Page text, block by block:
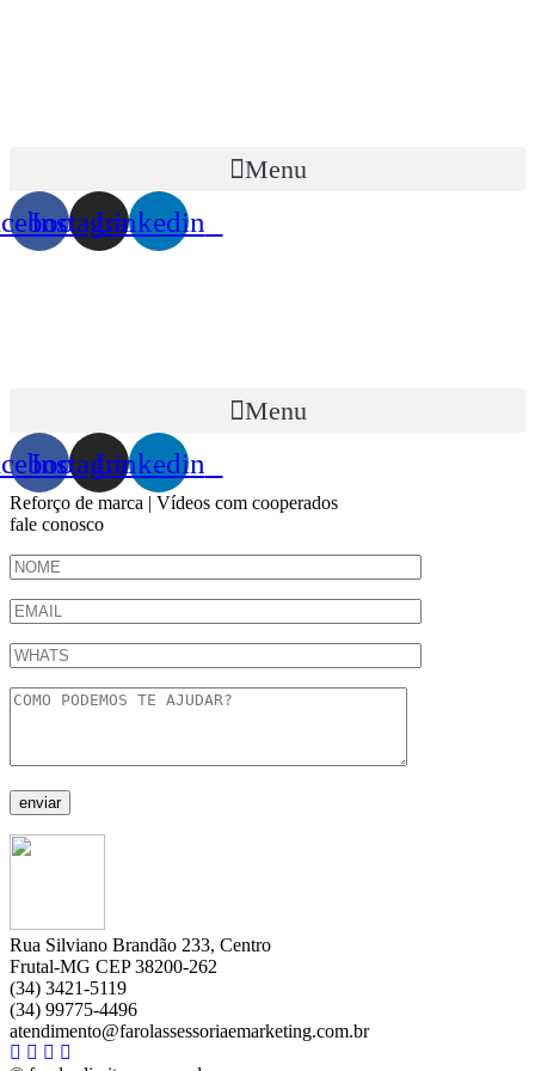
Menu
InstagramLinkedin
Menu
InstagramLinkedin
Reforço de marca | Vídeos com cooperados
fale conosco
Rua Silviano Brandão 233, Centro
Frutal-MG CEP 38200-262
(34) 3421-5119
(34) 99775-4496
atendimento@farolassessoriaemarketing.com.br